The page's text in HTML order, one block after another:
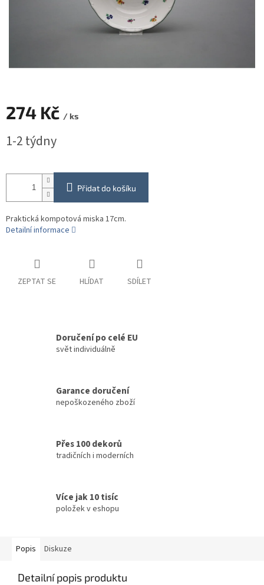
274 Kč / ks
cena:
1-2 týdny
Přidat do košíku
Praktická kompotová miska 17cm.
Detailní informace
ZEPTAT SE HLÍDAT SDÍLET
Doručení po celé EU
svět individuálně
Garance doručení
nepoškozeného zboží
Přes 100 dekorů
tradičních i moderních
Více jak 10 tisíc
položek v eshopu
Popis Diskuze
Detailní popis produktu